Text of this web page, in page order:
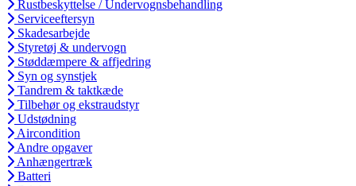
Rustbeskyttelse / Undervognsbehandling
Serviceeftersyn
Skadesarbejde
Styretøj & undervogn
Støddæmpere & affjedring
Syn og synstjek
Tandrem & taktkæde
Tilbehør og ekstraudstyr
Udstødning
Aircondition
Andre opgaver
Anhængertræk
Batteri